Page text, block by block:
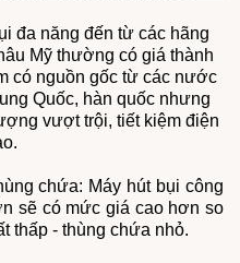
đa năng đến từ các hãng
Mỹ thường có giá thành
có nguồn gốc từ các nước
Quốc, hàn quốc nhưng
vượt trội, tiết kiệm điện
chứa: Máy hút bụi công
sẽ có mức giá cao hơn so
thấp - thùng chứa nhỏ.